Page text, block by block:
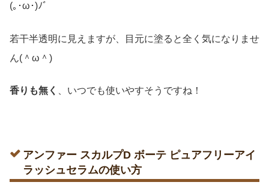
(｡･ω･)ﾉﾞ
若干半透明に見えますが、目元に塗ると全く気になりませ
ん(＾ω＾)
香りも無く 、いつでも使いやすそうですね！
アンファー スカルプD ボーテ ピュアフリーアイ
ラッシュセラムの使い方